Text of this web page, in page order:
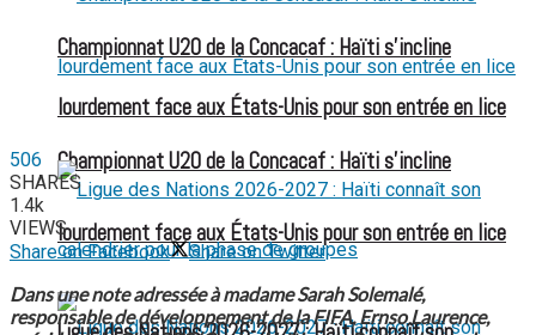
Championnat U20 de la Concacaf : Haïti s’incline
lourdement face aux États-Unis pour son entrée en lice
Championnat U20 de la Concacaf : Haïti s’incline
lourdement face aux États-Unis pour son entrée en lice
506
SHARES
1.4k
VIEWS
Share on Facebook
Share on Twitter
Dans une note adressée à madame Sarah Solemalé,
responsable de développement de la FIFA, Ernso Laurence,